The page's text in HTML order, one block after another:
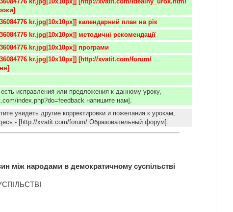
kr.jpg|10x10px]] календарний план на рік
kr.jpg|10x10px]] методичні рекомендації
kr.jpg|10x10px]] програми
исправления или предложения к данному уроку,
index.php?do=feedback напишите нам].
увидеть другие корректировки и пожелания к урокам,
- [http://xvatit.com/forum/ Образовательный форум].
між народами в демократичному суспільстві